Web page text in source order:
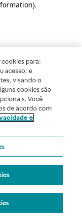
.
para:
acesso; e
visando o
cookies são
Você
de acordo com
e